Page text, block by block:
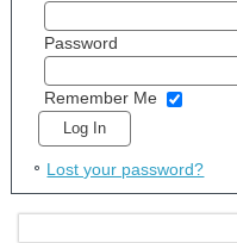
Password
Remember Me
Lost your password?